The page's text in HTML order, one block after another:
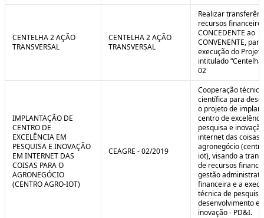
CENTELHA 2 AÇÃO
TRANSVERSAL
CENTELHA 2 AÇÃO
TRANSVERSAL
Realizar
recursos
CONCEDENTE ao
CONVENENTE,
execução do Projeto
intitulado
02
IMPLANTAÇÃO DE
CENTRO DE
EXCELÊNCIA EM
PESQUISA E INOVAÇÃO
EM INTERNET DAS
COISAS PARA O
AGRONEGÓCIO
(CENTRO AGRO-IOT)
CEAGRE - 02/2019
Cooperação
científica para
o projeto de
centro de
pesquisa e
internet das coisas
agronegócio
iot), visando a
de recursos
gestão
financeira e a
técnica de pesquisa,
desenvolvimento e
inovação - PD&I.